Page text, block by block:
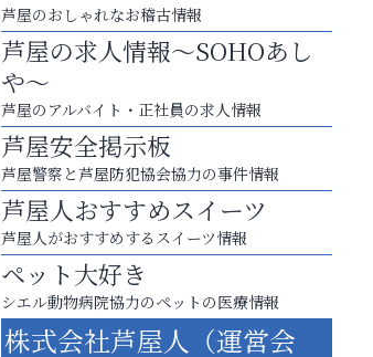
芦屋・西宮・神戸の新店舗PRやリニューアル告
知などお気軽にご相談ください。
芦屋のおしゃれなお稽古情報
芦屋の求人情報～SOHOあし
や～
芦屋のアルバイト・正社員の求人情報
芦屋安全掲示板
芦屋警察と芦屋防犯協会協力の事件情報
芦屋人おすすめスイーツ
芦屋人がおすすめするスイーツ情報
ペット大好き
シエル動物病院協力のペットの医療情報
株式会社芦屋人（運営会